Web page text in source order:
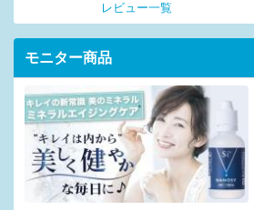
レビュー一覧
モニター商品